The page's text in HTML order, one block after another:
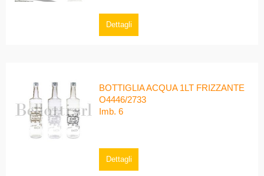
Dettagli
BOTTIGLIA ACQUA 1LT FRIZZANTE
O4446/2733
Imb. 6
Dettagli